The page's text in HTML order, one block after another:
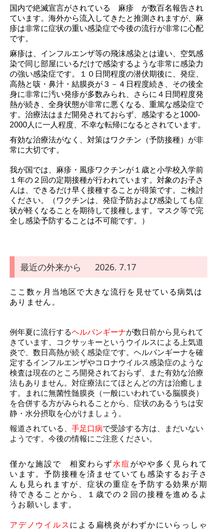
クリニック紹介
クリニック案内
アクセス
スタッフ紹介
当院の感染対策について
リンク
プライバシーポリシー
国内で絶滅宣言がされている 麻疹 が数百名報告され
ています。海外から流入してきたと推測されますが、麻
疹は非常に症状の重い感染症で今後の流行が非常に心配
です。
麻疹は、インフルエンザ等の飛沫感染とは違い、空気感
染で同じ部屋にいるだけで感染するような非常に感染力
の強い感染症です。１０日間程度の潜伏期後に、発症、
高熱と咳・鼻汁・結膜炎が３－４日程度続き、その後全
身に非常に汚い発疹が多数みられ、さらに４日間程度発
熱が続き、全身状態が非常に悪くなる、重篤な感染症で
す。治療法はまだ開発されておらず、感染すると1000-
2000人に一人程度、不幸な転帰になるとされています。
有効な治療法がなく、対策はワクチン（予防接種）が非
常に大切です。
我が国では、麻疹・風疹ワクチンが１歳と小学校入学前
１年の２回の定期接種が行われています。対象のお子さ
んは、できるだけ早く接種することが得策です。ご検討
ください。（ワクチンは、発症予防および感染しても症
状が軽くなることを期待して接種します。マスク等で完
全し感染予防することは不可能です。）
最近の外来から 2026. 7.17
ここ数ヶ月当地区で大きな流行を見せている病気は
ありません。
例年夏に流行するヘルパンギーナが数日前から見られて
きています。コクサッキーというウイルスによる上気道
炎で、数日高熱が続く感染症です。ヘルパンギーナを確
定するインフルエンザやコロナウイルス感染症のような
検査は現在のところ開発されておらず、また有効な治療
法もありません。対症療法にてほとんどの方は治癒しま
す。まれに無菌性髄膜炎（一般にいわれている脳膜炎）
を合併する方がみられることから、症状のあるうちは安
静・水分摂取を心がけましょう。
報道されている、 手足口病で受診する方は、まだいない
ようです。今後の情報にご注意ください。
僅かな施設で 相変わらず水痘 がやや多く見られて
います。予防接種を済ませていても感染するお子さ
んも見られますが、症状の重症を予防する効果が期
待できることから、１歳での２回の接種を進めるよ
うお願いします。
アデノウイルス による扁桃炎がわずかにいらっしゃ